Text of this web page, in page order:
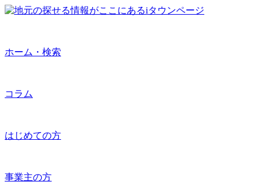
ホーム・検索
コラム
はじめての方
事業主の方